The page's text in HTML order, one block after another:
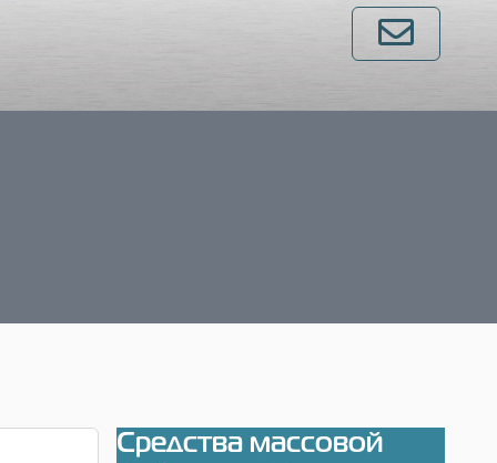
Напишите нам
Средства массовой